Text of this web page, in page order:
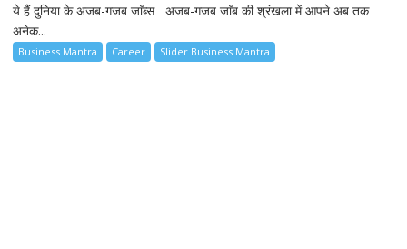
ये हैं दुनिया के अजब-गजब जाॅब्स अजब-गजब जाॅब की श्रंखला में आपने अब तक
अनेक...
Business Mantra Career Slider Business Mantra